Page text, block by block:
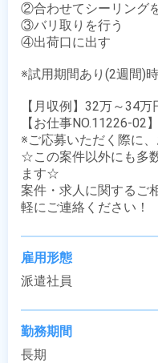
②合わせてシーリング
③バリ取りを行う
④出荷口に出す
※試用期間あり(2週間)
【月収例】32万～34万
【お仕事NO.11226-02】
※ご応募いただく際に、
☆この案件以外にも多
ます☆
案件・求人に関するご
軽にご連絡ください！
雇用形態
派遣社員
勤務期間
長期